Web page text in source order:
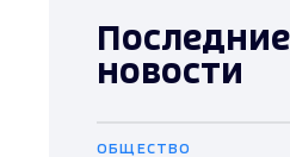
Последние
новости
ОБЩЕСТВО